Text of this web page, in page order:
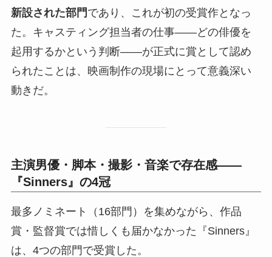
新設された部門 であり、これが初の受賞作となっ
た。キャスティング担当者の仕事——どの俳優を
起用するかという判断——が正式に賞として認め
られたことは、映画制作の現場にとって意義深い
動きだ。
主演男優・脚本・撮影・音楽で存在感——
『Sinners』の4冠
最多ノミネート（16部門）を集めながら、作品
賞・監督賞では惜しくも届かなかった『Sinners』
は、4つの部門で受賞した。